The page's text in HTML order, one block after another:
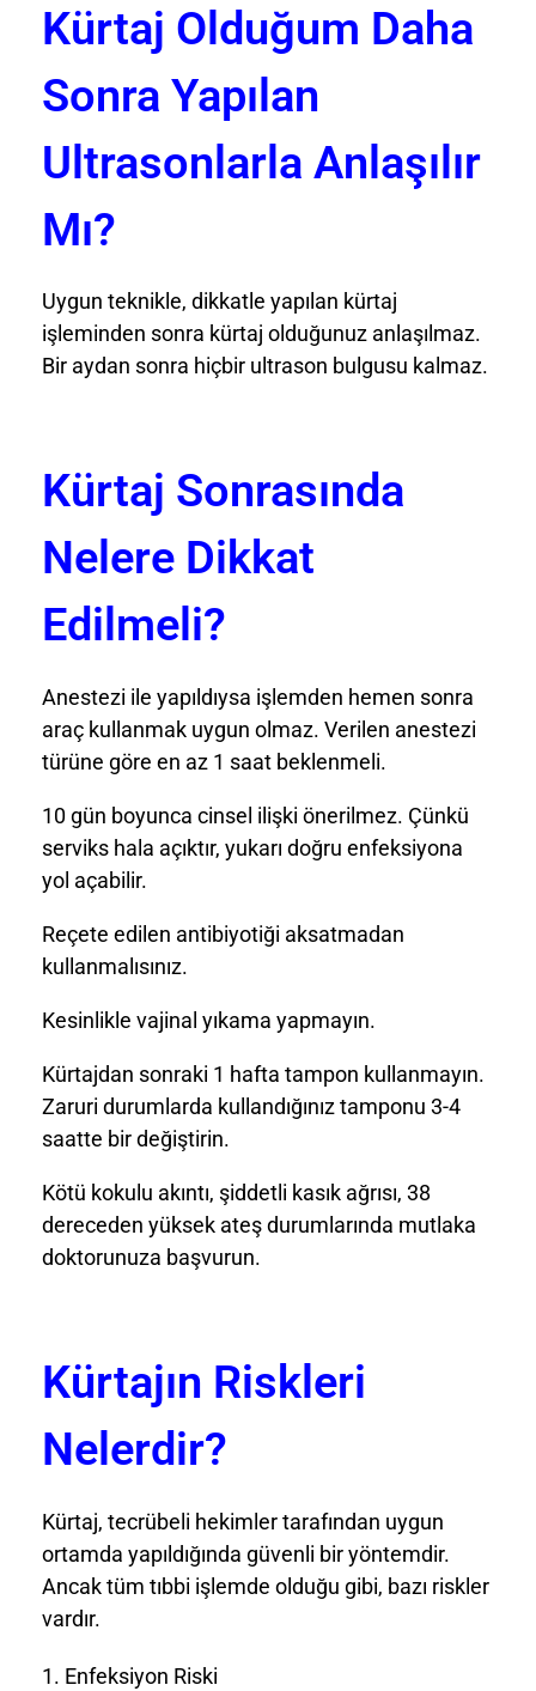
Kürtaj Olduğum Daha
Sonra Yapılan
Ultrasonlarla Anlaşılır
Mı?
Uygun teknikle, dikkatle yapılan kürtaj
işleminden sonra kürtaj olduğunuz anlaşılmaz.
Bir aydan sonra hiçbir ultrason bulgusu kalmaz.
Kürtaj Sonrasında
Nelere Dikkat
Edilmeli?
Anestezi ile yapıldıysa işlemden hemen sonra
araç kullanmak uygun olmaz. Verilen anestezi
türüne göre en az 1 saat beklenmeli.
10 gün boyunca cinsel ilişki önerilmez. Çünkü
serviks hala açıktır, yukarı doğru enfeksiyona
yol açabilir.
Reçete edilen antibiyotiği aksatmadan
kullanmalısınız.
Kesinlikle vajinal yıkama yapmayın.
Kürtajdan sonraki 1 hafta tampon kullanmayın.
Zaruri durumlarda kullandığınız tamponu 3-4
saatte bir değiştirin.
Kötü kokulu akıntı, şiddetli kasık ağrısı, 38
dereceden yüksek ateş durumlarında mutlaka
doktorunuza başvurun.
Kürtajın Riskleri
Nelerdir?
Kürtaj, tecrübeli hekimler tarafından uygun
ortamda yapıldığında güvenli bir yöntemdir.
Ancak tüm tıbbi işlemde olduğu gibi, bazı riskler
vardır.
Enfeksiyon Riski